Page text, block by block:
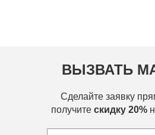
ВЫЗВАТЬ
Сделайте заявку
получите скидку 20%